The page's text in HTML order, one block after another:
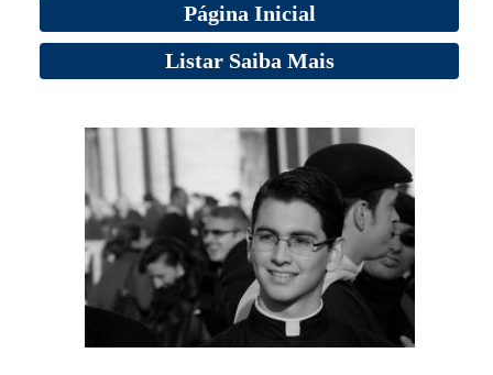
Página Inicial
Listar Saiba Mais